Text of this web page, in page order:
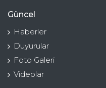
Güncel
Haberler
Duyurular
Foto Galeri
Videolar